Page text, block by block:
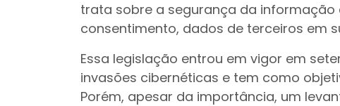
trata sobre a segurança da
consentimento, dados de terceiros em
Essa legislação entrou em vigor em
invasões cibernéticas e tem como
Porém, apesar da importância, um